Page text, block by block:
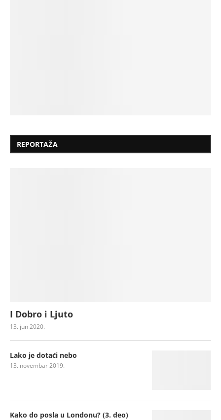
REPORTAŽA
I Dobro i Ljuto
13. jun 2020.
Lako je dotaći nebo
13. novembar 2019.
Kako do posla u Londonu? (3. deo)